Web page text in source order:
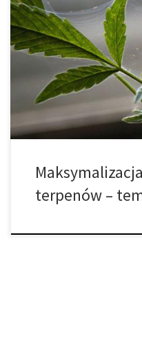
Maksymalizacja efektów
Kwiaty cannabis zawierają
kannabinoidy i terpeny.
odpowiedzialne za smak oraz
nadawania smaku
działania na organizm,
z kannabinoidami.
terpenów –